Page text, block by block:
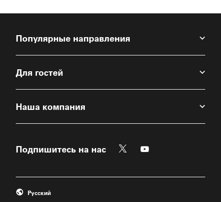
Популярные направления
Для гостей
Наша компания
Подпишитесь на нас Twitter
Откроется новое окно
Откроется новое
Русский